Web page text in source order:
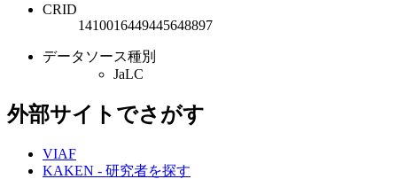
CRID
1410016449445648897
データソース種別
JaLC
外部サイトでさがす
VIAF
KAKEN - 研究者を探す